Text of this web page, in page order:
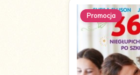
Promocja